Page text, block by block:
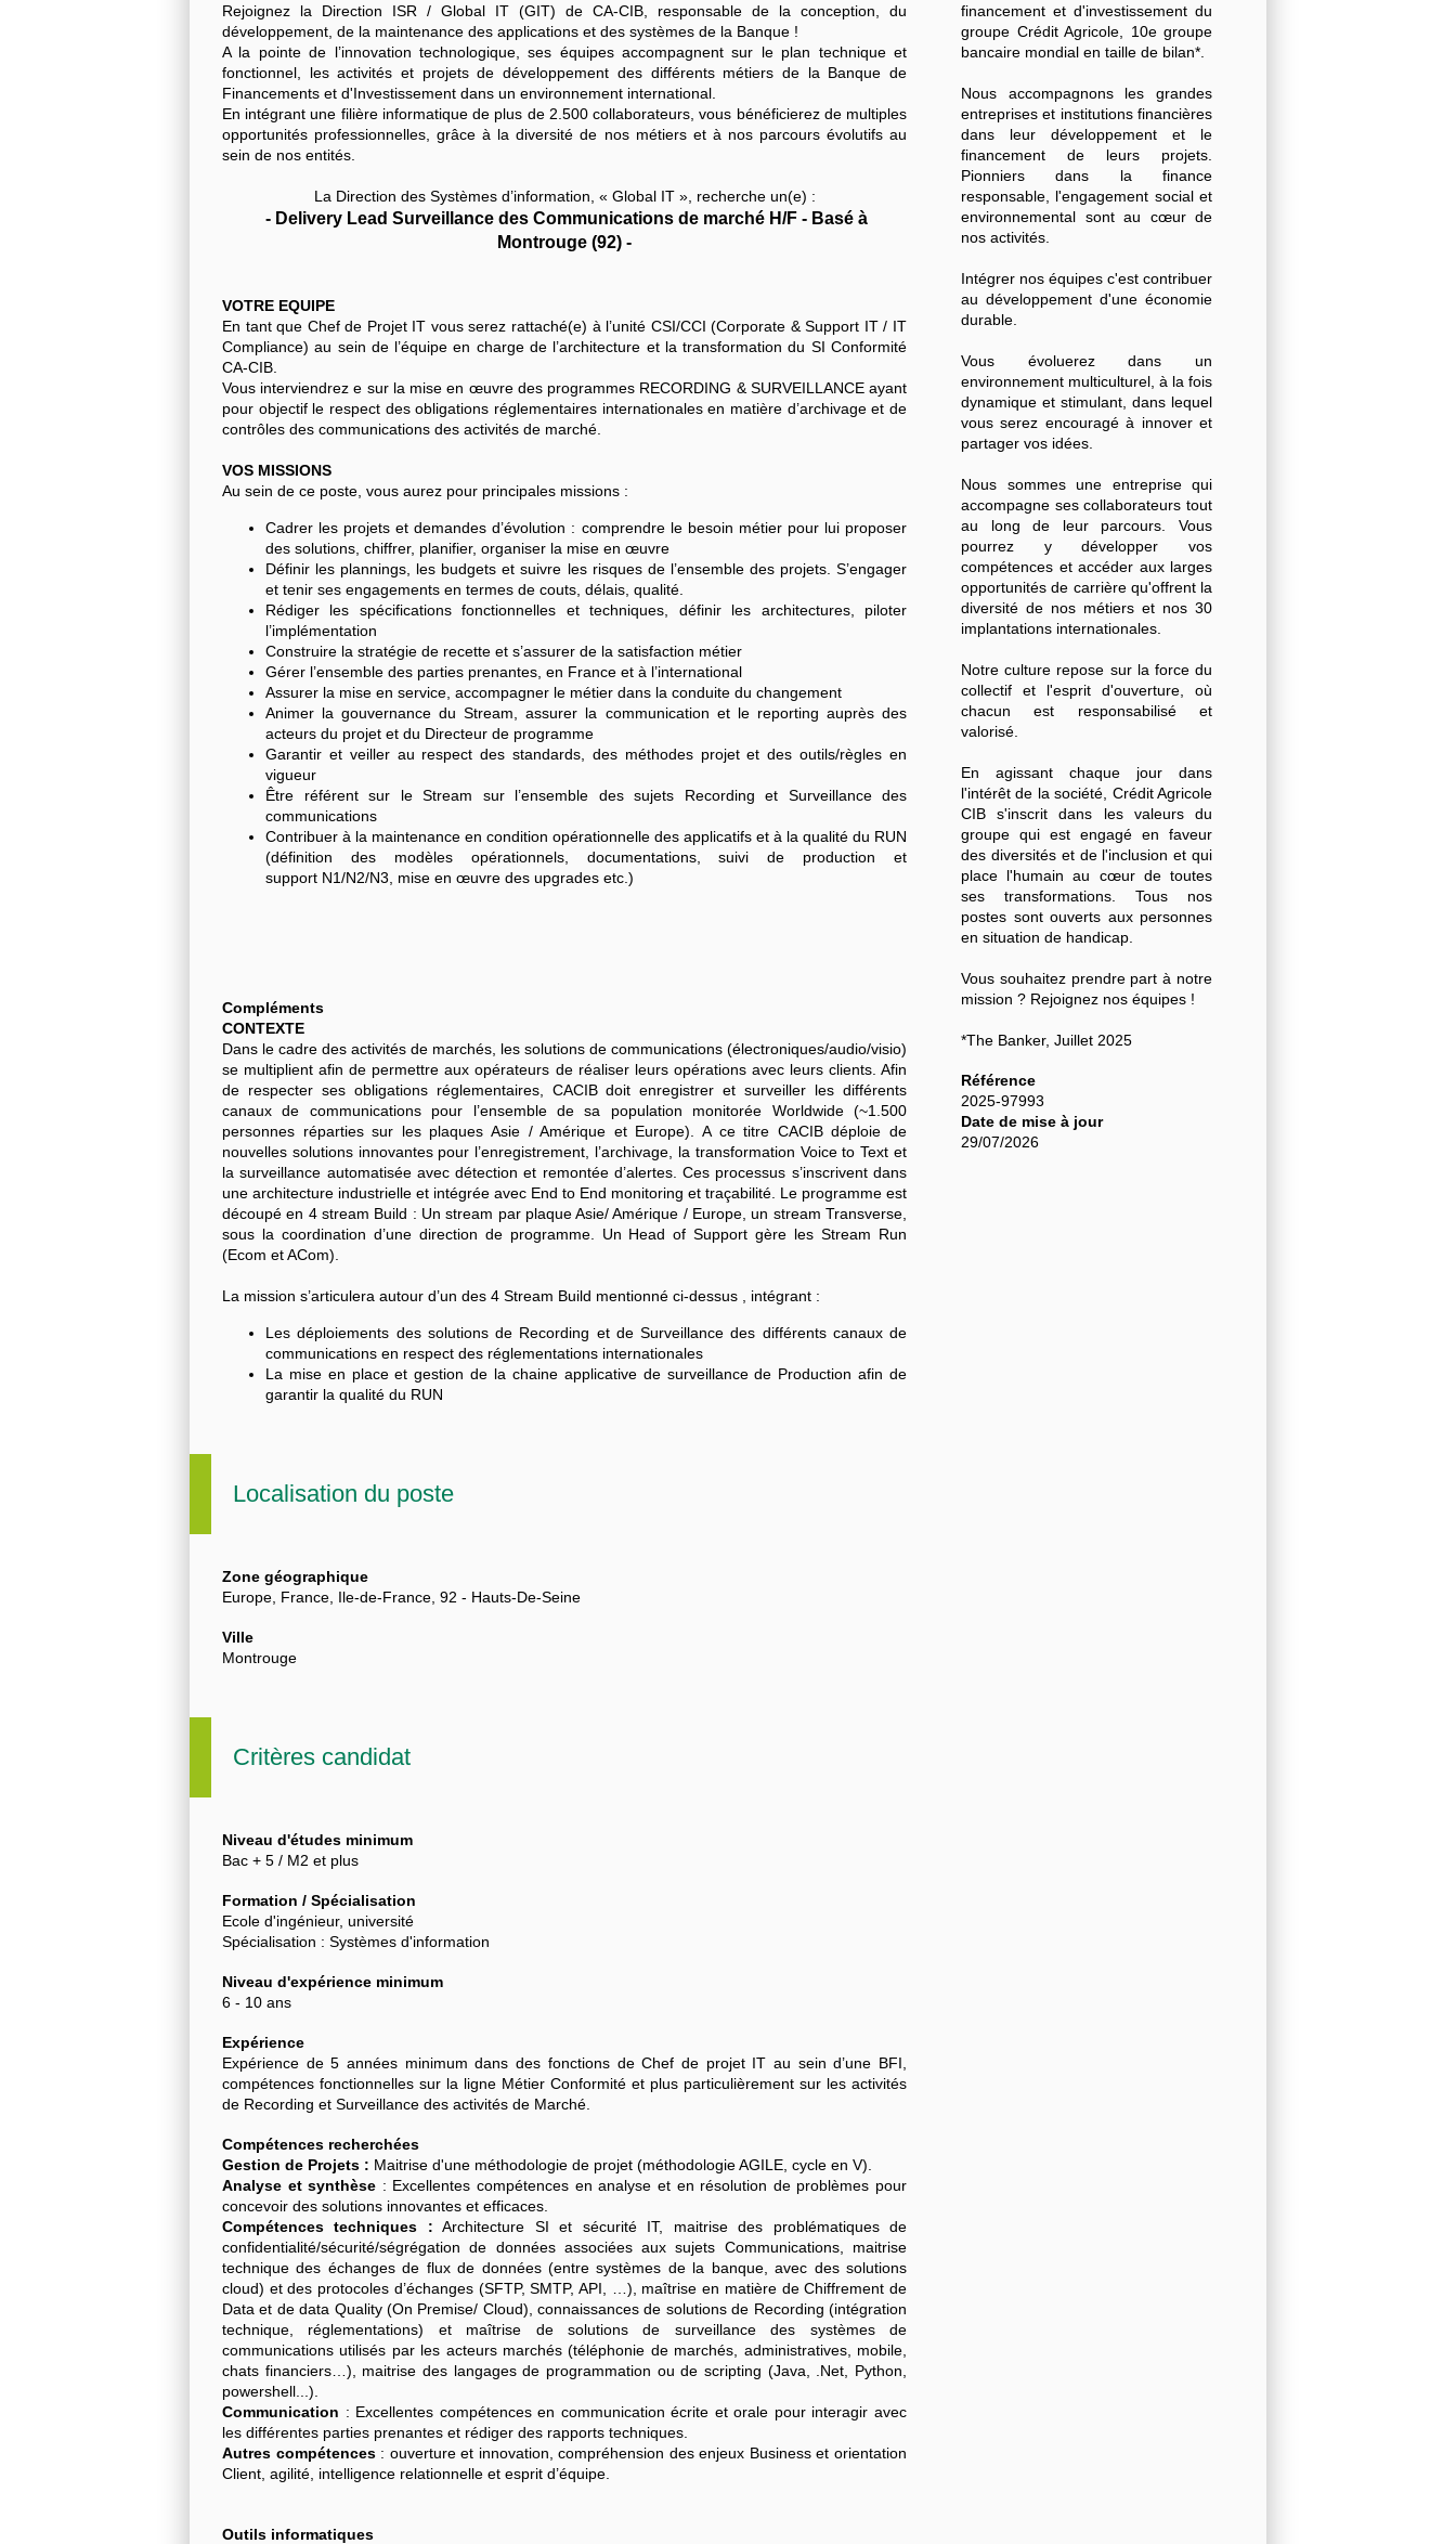
Rejoignez la Direction ISR / Global IT (GIT) de CA-CIB, responsable de la conception, du
développement, de la maintenance des applications et des systèmes de la Banque !
A la pointe de l’innovation technologique, ses équipes accompagnent sur le plan technique et
fonctionnel, les activités et projets de développement des différents métiers de la Banque de
Financements et d'Investissement dans un environnement international.
En intégrant une filière informatique de plus de 2.500 collaborateurs, vous bénéficierez de multiples
opportunités professionnelles, grâce à la diversité de nos métiers et à nos parcours évolutifs au
sein de nos entités.
La Direction des Systèmes d’information, « Global IT », recherche un(e) :
- Delivery Lead Surveillance des Communications de marché H/F - Basé à
Montrouge (92) -
VOTRE EQUIPE
En tant que Chef de Projet IT vous serez rattaché(e) à l’unité CSI/CCI (Corporate & Support IT / IT
Compliance) au sein de l’équipe en charge de l’architecture et la transformation du SI Conformité
CA-CIB.
Vous interviendrez e sur la mise en œuvre des programmes RECORDING & SURVEILLANCE ayant
pour objectif le respect des obligations réglementaires internationales en matière d’archivage et de
contrôles des communications des activités de marché.
VOS MISSIONS
Au sein de ce poste, vous aurez pour principales missions :
Cadrer les projets et demandes d’évolution : comprendre le besoin métier pour lui proposer
des solutions, chiffrer, planifier, organiser la mise en œuvre
Définir les plannings, les budgets et suivre les risques de l’ensemble des projets. S’engager
et tenir ses engagements en termes de couts, délais, qualité.
Rédiger les spécifications fonctionnelles et techniques, définir les architectures, piloter
l’implémentation
Construire la stratégie de recette et s’assurer de la satisfaction métier
Gérer l’ensemble des parties prenantes, en France et à l’international
Assurer la mise en service, accompagner le métier dans la conduite du changement
Animer la gouvernance du Stream, assurer la communication et le reporting auprès des
acteurs du projet et du Directeur de programme
Garantir et veiller au respect des standards, des méthodes projet et des outils/règles en
vigueur
Être référent sur le Stream sur l’ensemble des sujets Recording et Surveillance des
communications
Contribuer à la maintenance en condition opérationnelle des applicatifs et à la qualité du RUN
(définition des modèles opérationnels, documentations, suivi de production et
support N1/N2/N3, mise en œuvre des upgrades etc.)
Compléments
CONTEXTE
Dans le cadre des activités de marchés, les solutions de communications (électroniques/audio/visio)
se multiplient afin de permettre aux opérateurs de réaliser leurs opérations avec leurs clients. Afin
de respecter ses obligations réglementaires, CACIB doit enregistrer et surveiller les différents
canaux de communications pour l’ensemble de sa population monitorée Worldwide (~1.500
personnes réparties sur les plaques Asie / Amérique et Europe). A ce titre CACIB déploie de
nouvelles solutions innovantes pour l’enregistrement, l’archivage, la transformation Voice to Text et
la surveillance automatisée avec détection et remontée d’alertes. Ces processus s’inscrivent dans
une architecture industrielle et intégrée avec End to End monitoring et traçabilité. Le programme est
découpé en 4 stream Build : Un stream par plaque Asie/ Amérique / Europe, un stream Transverse,
sous la coordination d’une direction de programme. Un Head of Support gère les Stream Run
(Ecom et ACom).
La mission s’articulera autour d’un des 4 Stream Build mentionné ci-dessus , intégrant :
Les déploiements des solutions de Recording et de Surveillance des différents canaux de
communications en respect des réglementations internationales
La mise en place et gestion de la chaine applicative de surveillance de Production afin de
garantir la qualité du RUN
Localisation du poste
Zone géographique
Europe, France, Ile-de-France, 92 - Hauts-De-Seine
Ville
Montrouge
Critères candidat
Niveau d'études minimum
Bac + 5 / M2 et plus
Formation / Spécialisation
Ecole d'ingénieur, université
Spécialisation : Systèmes d'information
Niveau d'expérience minimum
6 - 10 ans
Expérience
Expérience de 5 années minimum dans des fonctions de Chef de projet IT au sein d’une BFI,
compétences fonctionnelles sur la ligne Métier Conformité et plus particulièrement sur les activités
de Recording et Surveillance des activités de Marché.
Compétences recherchées
Gestion de Projets : Maitrise d'une méthodologie de projet (méthodologie AGILE, cycle en V).
Analyse et synthèse : Excellentes compétences en analyse et en résolution de problèmes pour
concevoir des solutions innovantes et efficaces.
Compétences techniques : Architecture SI et sécurité IT, maitrise des problématiques de
confidentialité/sécurité/ségrégation de données associées aux sujets Communications, maitrise
technique des échanges de flux de données (entre systèmes de la banque, avec des solutions
cloud) et des protocoles d’échanges (SFTP, SMTP, API, …), maîtrise en matière de Chiffrement de
Data et de data Quality (On Premise/ Cloud), connaissances de solutions de Recording (intégration
technique, réglementations) et maîtrise de solutions de surveillance des systèmes de
communications utilisés par les acteurs marchés (téléphonie de marchés, administratives, mobile,
chats financiers…), maitrise des langages de programmation ou de scripting (Java, .Net, Python,
powershell...).
Communication : Excellentes compétences en communication écrite et orale pour interagir avec
les différentes parties prenantes et rédiger des rapports techniques.
Autres compétences: ouverture et innovation, compréhension des enjeux Business et orientation
Client, agilité, intelligence relationnelle et esprit d’équipe.
Outils informatiques
financement et d'investissement du
groupe Crédit Agricole, 10e groupe
bancaire mondial en taille de bilan*.
Nous accompagnons les grandes
entreprises et institutions financières
dans leur développement et le
financement de leurs projets.
Pionniers dans la finance
responsable, l'engagement social et
environnemental sont au cœur de
nos activités.
Intégrer nos équipes c'est contribuer
au développement d'une économie
durable.
Vous évoluerez dans un
environnement multiculturel, à la fois
dynamique et stimulant, dans lequel
vous serez encouragé à innover et
partager vos idées.
Nous sommes une entreprise qui
accompagne ses collaborateurs tout
au long de leur parcours. Vous
pourrez y développer vos
compétences et accéder aux larges
opportunités de carrière qu'offrent la
diversité de nos métiers et nos 30
implantations internationales.
Notre culture repose sur la force du
collectif et l'esprit d'ouverture, où
chacun est responsabilisé et
valorisé.
En agissant chaque jour dans
l'intérêt de la société, Crédit Agricole
CIB s'inscrit dans les valeurs du
groupe qui est engagé en faveur
des diversités et de l'inclusion et qui
place l'humain au cœur de toutes
ses transformations. Tous nos
postes sont ouverts aux personnes
en situation de handicap.
Vous souhaitez prendre part à notre
mission ? Rejoignez nos équipes !
*The Banker, Juillet 2025
Référence
2025-97993
Date de mise à jour
29/07/2026